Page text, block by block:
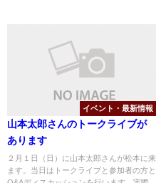
イベント・最新情報
山本太郎さんのトークライブが
あります
２月１日（日）に山本太郎さんが松本に来
ます。当日はトークライブと参加者の方と